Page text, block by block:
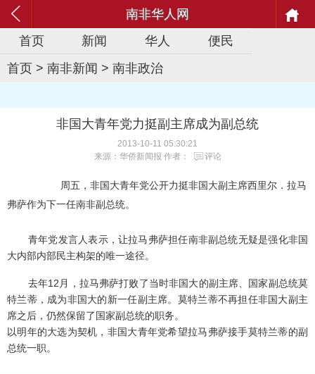
南非华人网
首页
新闻 华人
便民
首页 > 南非新闻 > 南非政治
非国大青年党力挺副主席成为副总统
2013-10-11 05:30:21
来源：华侨新闻报 作者：
评论
周五，非国大青年党公开力挺非国大副主席西里尔．拉马
弗萨作为下一任南非副总统。
青年党发言人表示，让拉马弗萨担任南非副总统无疑是强化非国
大内部内部民主构架的唯一途径。
去年12月，拉马弗萨打败了当时非国大的副主席、国家副总统莫
特兰蒂，成为非国大的新一任副主席。莫特兰蒂不再担任非国大副主
席之后，仍然保留了国家副总统的职务。
以明年的大选为契机，非国大青年党希望拉马弗萨接手莫特兰蒂的副
总统一职。